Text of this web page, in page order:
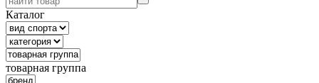
Каталог
товарная группа